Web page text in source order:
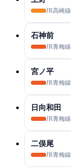
JR高崎線
石神前
JR青梅線
宮ノ平
JR青梅線
日向和田
JR青梅線
二俣尾
JR青梅線